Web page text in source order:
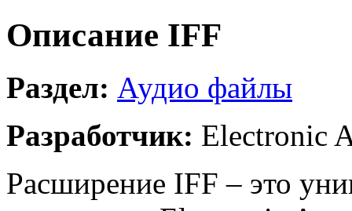
Описание IFF
Раздел: Аудио файлы
Разработчик: Electronic
Расширение IFF – это